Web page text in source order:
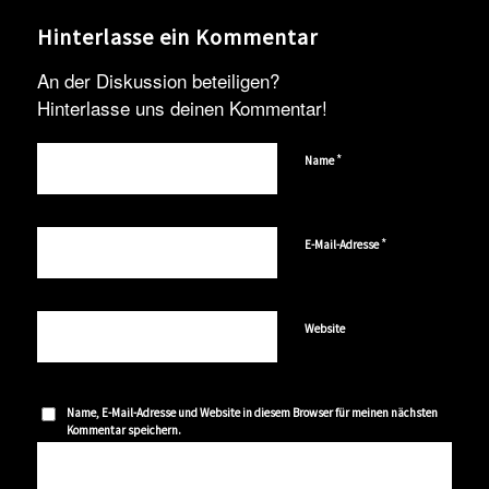
Hinterlasse ein Kommentar
An der Diskussion beteiligen?
Hinterlasse uns deinen Kommentar!
Name*
E-Mail-Adresse*
Website
Name, E-Mail-Adresse und Website in diesem Browser für meinen nächsten
Kommentar speichern.